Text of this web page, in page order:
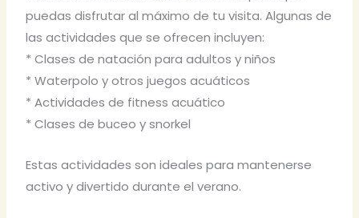
puedas disfrutar al máximo de tu visita. Algunas de
las actividades que se ofrecen incluyen:
* Clases de natación para adultos y niños
* Waterpolo y otros juegos acuáticos
* Actividades de fitness acuático
* Clases de buceo y snorkel
Estas actividades son ideales para mantenerse
activo y divertido durante el verano.